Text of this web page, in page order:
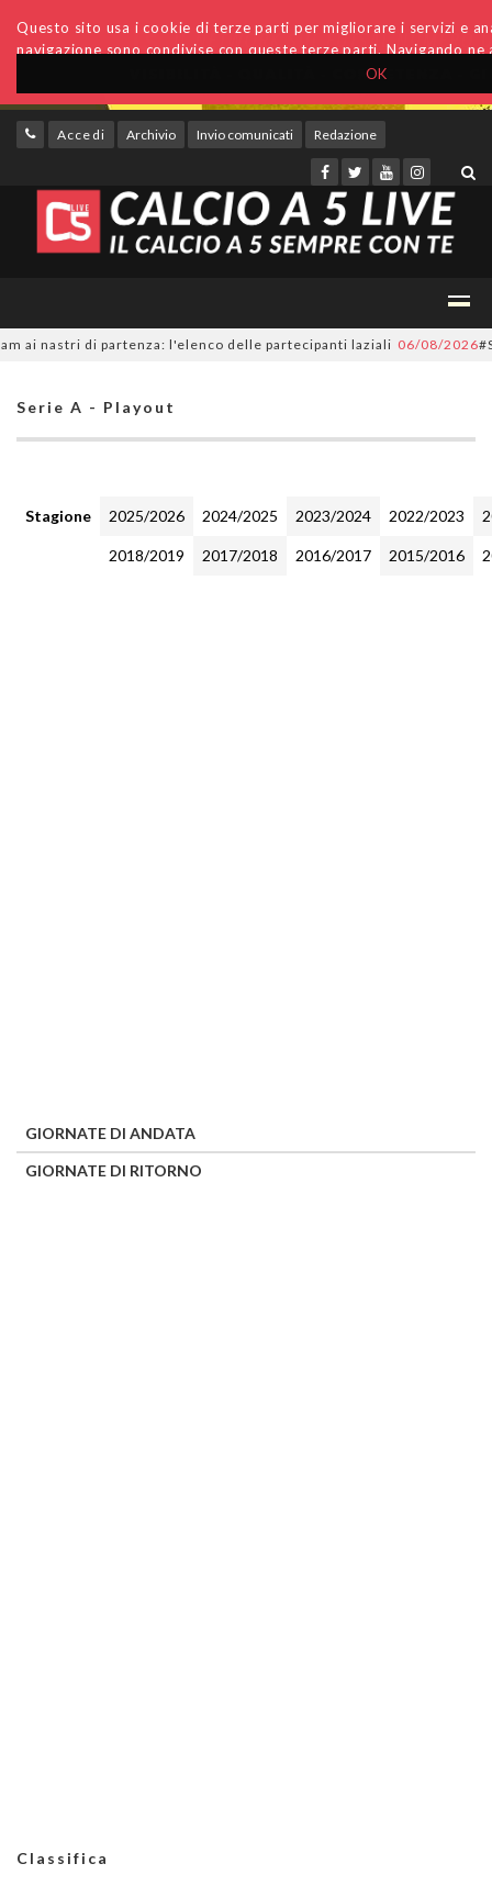
OK
Questo sito usa i cookie di terze parti per migliorare i servizi e
navigazione sono condivise con queste terze parti. Navigando
Accedi Archivio Invio comunicati Redazione
nastri di partenza: l'elenco delle partecipanti laziali 06/08/2026
Serie A - Playout
Stagione 2025/2026 2024/2025 2023/2024 2022/2023
2018/2019 2017/2018 2016/2017 2015/2016
GIORNATE DI ANDATA
GIORNATE DI RITORNO
Classifica